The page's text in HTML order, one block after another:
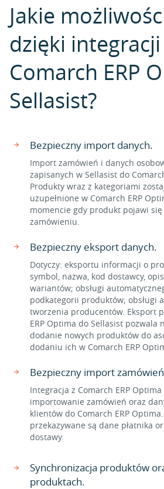
Jakie
dzięki integracji
Comarch ERP
Sellasist?
Bezpieczny import danych.
Import zamówień i danych
zapisanych w Sellasist do
Produkty wraz z kategoriami
uzupełnione w Comarch ERP
momencie gdy produkt pojawi
zamówieniu.
Bezpieczny eksport danych.
Dotyczy: eksportu informacji o
symbol, nazwa, kod dostawcy,
wariantów; obsługi
podkategorii produktów; obsługi
tworzenia producentów. Eksport
ERP Optima do Sellasist pozwala
dodanie nowych produktów do
dodaniu ich w Comarch ERP
Bezpieczny import
Integracja z Comarch ERP
importowanie zamówień oraz
klientów do Comarch ERP
przekazywane są dane płatnika
dostawy.
Synchronizacja produktów
produktach.